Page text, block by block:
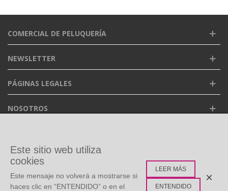
COMERCIAL DE PELUQUERÍA
NEWSLETTER
PÁGINAS LEGALES
NOSOTROS
ETIQUETAS POPULARES
Este sitio web utiliza
cookies
Este mensaje no volverá a mostrarse si
haces clic en “ENTENDIDO” o en el
LEER MÁS
ENTENDIDO
×